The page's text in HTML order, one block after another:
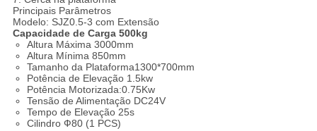
Principais Parâmetros
Modelo: SJZ0.5-3 com Extensão
Capacidade de Carga 500kg
Altura Máxima 3000mm
Altura Mínima 850mm
Tamanho da Plataforma1300*700mm
Potência de Elevação 1.5kw
Potência Motorizada:0.75Kw
Tensão de Alimentação DC24V
Tempo de Elevação 25s
Cilindro Ф80 (1 PCS)